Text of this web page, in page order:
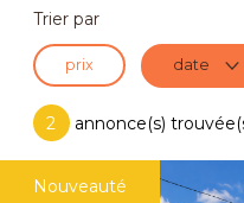
Trier par
prix date
2 annonce(s)
Nouveauté